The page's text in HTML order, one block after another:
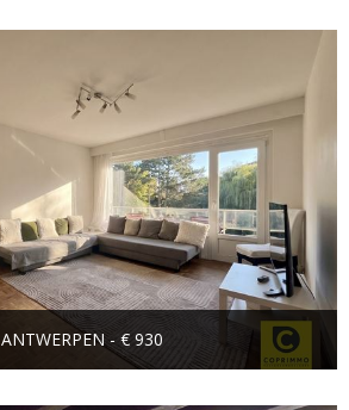
ANTWERPEN - € 930